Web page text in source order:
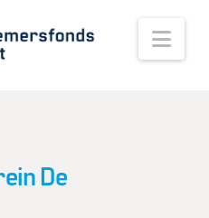
De